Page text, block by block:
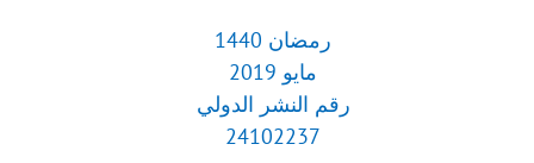
رمضان 1440
مايو 2019
رقم النشر الدولي
24102237